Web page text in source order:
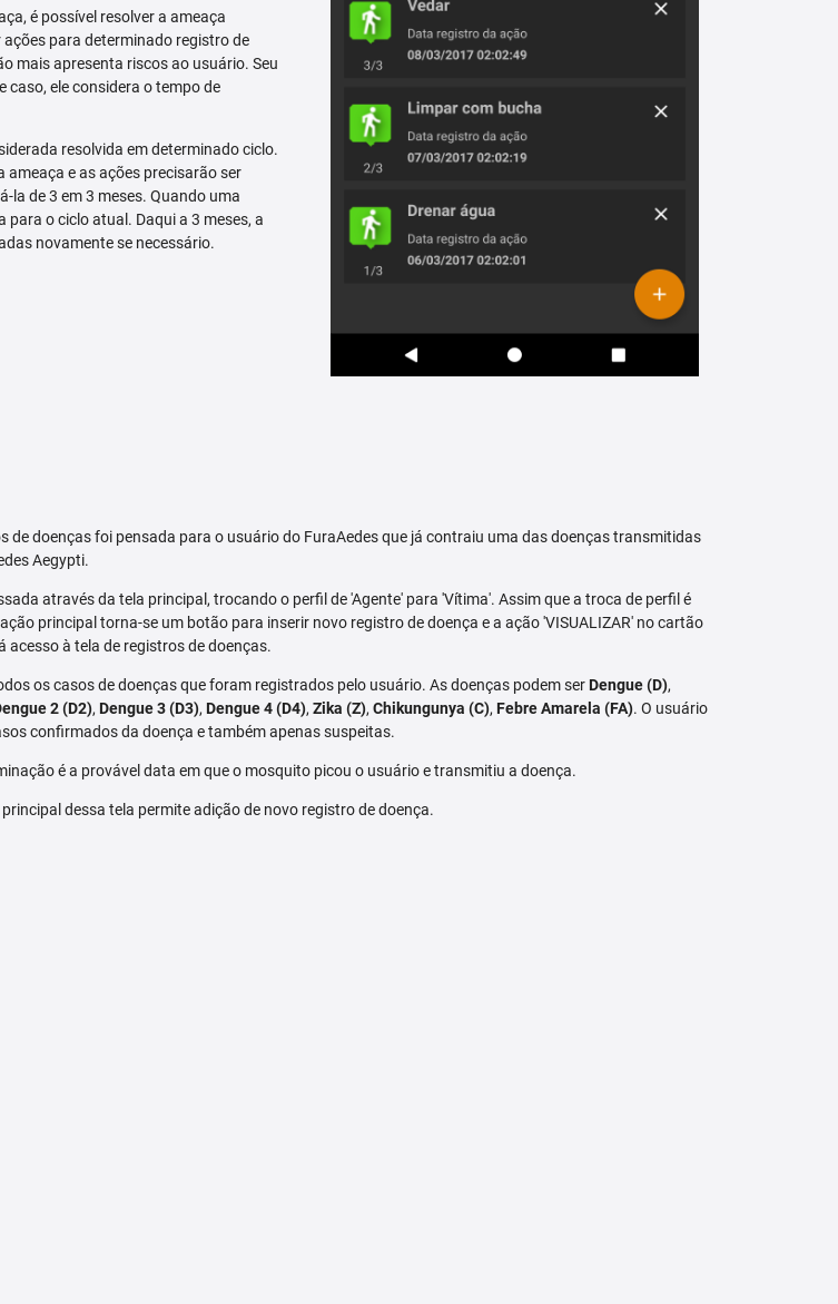
é possível resolver a ameaça
ações para determinado registro de
mais apresenta riscos ao usuário. Seu
caso, ele considera o tempo de
resolvida em determinado ciclo.
ameaça e as ações precisarão ser
la de 3 em 3 meses. Quando uma
o ciclo atual. Daqui a 3 meses, a
novamente se necessário.
de doenças foi pensada para o usuário do FuraAedes que já contraiu uma das doenças transmitidas
Aegypti.
através da tela principal, trocando o perfil de 'Agente' para 'Vítima'. Assim que a troca de perfil é
principal torna-se um botão para inserir novo registro de doença e a ação 'VISUALIZAR' no cartão
acesso à tela de registros de doenças.
os casos de doenças que foram registrados pelo usuário. As doenças podem serDengue (D),
2 (D2),Dengue 3 (D3),Dengue 4 (D4),Zika (Z),Chikungunya (C),Febre Amarela (FA). O usuário
confirmados da doença e também apenas suspeitas.
é a provável data em que o mosquito picou o usuário e transmitiu a doença.
dessa tela permite adição de novo registro de doença.